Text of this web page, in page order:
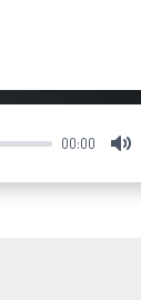
00:00 Mute